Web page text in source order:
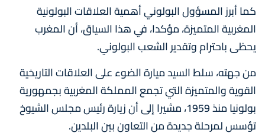
كما أبرز المسؤول البولوني أهمية العلاقات البولونية
المغربية المتميزة، مؤكدا، في هذا السياق، أن المغرب
يحظى باحترام وتقدير الشعب البولوني.
من جهته، سلط السيد ميارة الضوء على العلاقات التاريخية
القوية والمتميزة التي تجمع المملكة المغربية بجمهورية
بولونيا منذ 1959، مشيرا إلى أن زيارة رئيس مجلس الشيوخ
تؤسس لمرحلة جديدة من التعاون بين البلدين.